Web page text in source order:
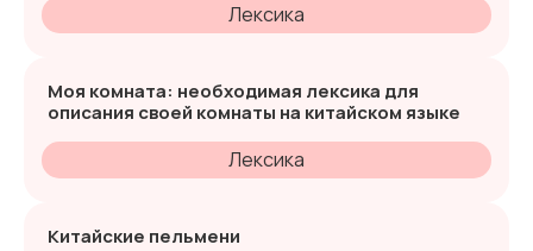
Лексика
Моя комната: необходимая лексика для
описания своей комнаты на китайском языке
Лексика
Китайские пельмени